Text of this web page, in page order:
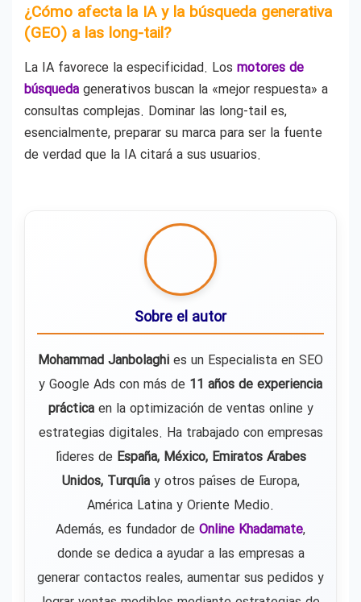
¿Cómo afecta la IA y la búsqueda generativa
(GEO) a las long-tail?
La IA favorece la especificidad. Los motores de
búsqueda generativos buscan la «mejor respuesta» a
consultas complejas. Dominar las long-tail es,
esencialmente, preparar su marca para ser la fuente
de verdad que la IA citará a sus usuarios.
Sobre el autor
Mohammad Janbolaghi es un Especialista en SEO
y Google Ads con más de 11 años de experiencia
prácticaen la optimización de ventas online y
estrategias digitales. Ha trabajado con empresas
líderes de España, México, Emiratos Árabes
Unidos, Turquíay otros países de Europa,
América Latina y Oriente Medio.
Además, es fundador de Online Khadamate,
donde se dedica a ayudar a las empresas a
generar contactos reales, aumentar sus pedidos y